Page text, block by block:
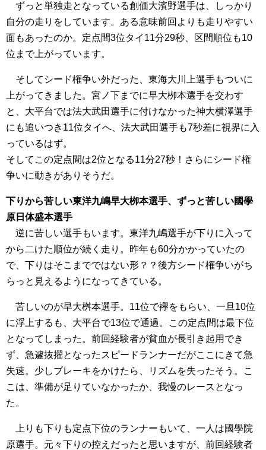
ずっと単独走となっている創価大濱野選手は、しっかり
自分の走りをしています。ある意味前回よりも走りやすい
面もあったのか。定点間3位タイ11分29秒、区間順位も10
位まで上がっています。
そしてシード権争い外だった、東海大川上選手もついに
上がってきました。宮ノ下までに早大栁本選手を交わす
と、大平台では法大武田選手に付けなかった神大横澤選手
にも追いつき11位タイへ、法大武田選手も7秒差に視界に入
っているはず。
そしてこの定点間は2位となる11分27秒！さらにシード権
争いに動きがありそうだ。
下りから苦しい東洋九嶋早大栁本選手、ずっと苦しい國學
原日体盛本選手
逆に苦しい選手もいます。東洋九嶋選手が下りに入って
から二けた順位が続く走り。昨年も60分かかっていたの
で、下りはそこまでではない形？？後方シード権争いがち
らっと見えるようになってきている。
苦しいのが早大桝本選手。11位で襷をもらい、一旦10位
に浮上するも、大平台で13位で通過。この定点間は最下位
となってしまった。前回経験者が貧血が長引き起用でき
ず、急遽抜擢となったスピードランナーだがここにきて急
失速。少しブレーキをかけたら、リズムを失ったそう。こ
こは、準備が足りていなかったか、我慢のレースとなっ
た。
上りも下りも定点下位のランナーもいて、一人は國學院
原選手。元々下りの控えだったと思いますが、前回経験者